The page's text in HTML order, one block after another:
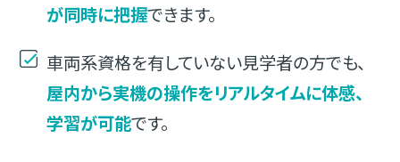
が同時に把握できます。
車両系資格を有していない見学者の方でも、
屋内から実機の操作をリアルタイムに体感、
学習が可能です。